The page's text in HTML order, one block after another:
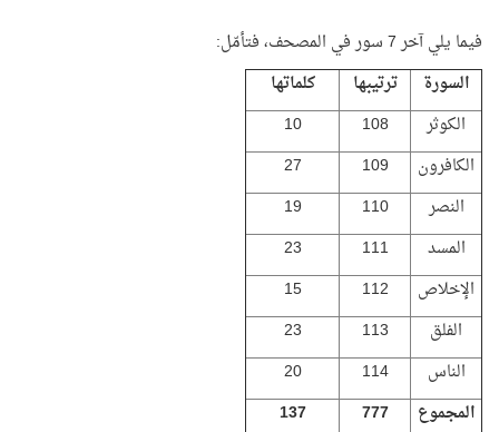
فيما يلي آخر 7 سور في المصحف، فتأمّل:
السورة
ترتيبها
كلماتها
الكوثر
108
10
الكافرون
109
27
النصر
110
19
المسد
111
23
الإخلاص
112
15
الفلق
113
23
الناس
114
20
المجموع
777
137